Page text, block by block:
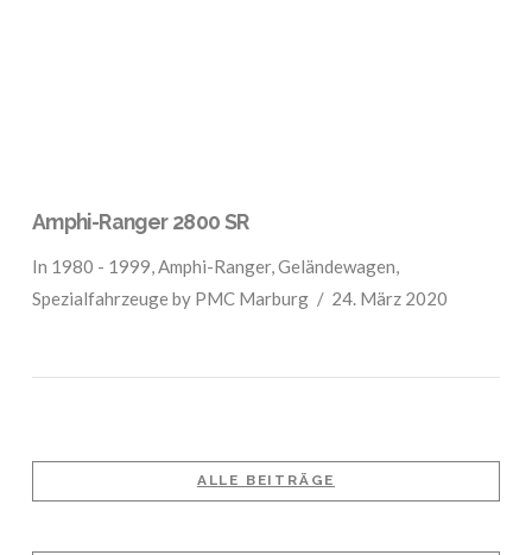
Amphi-Ranger 2800 SR
In 1980 - 1999,Amphi-Ranger,Geländewagen,
Spezialfahrzeugeby PMC Marburg 24. März 2020
ALLE BEITRÄGE